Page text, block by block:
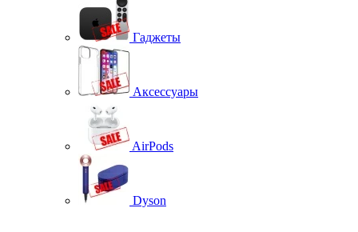
Гаджеты
Аксессуары
AirPods
Dyson